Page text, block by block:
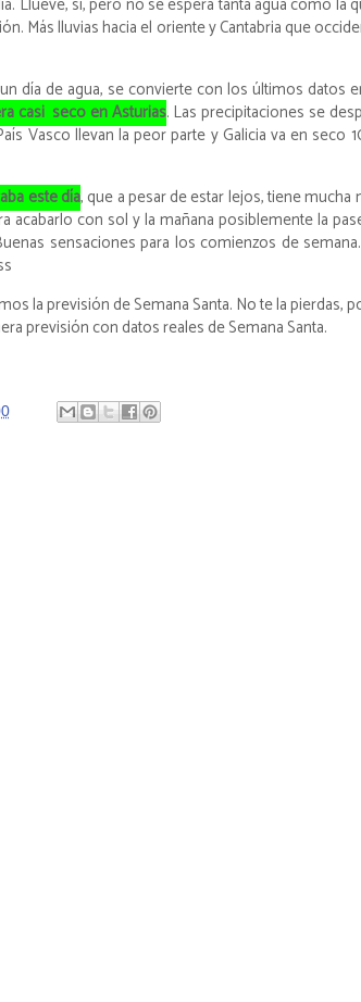
Llueve, si, pero no se espera tanta agua como la
Más lluvias hacia el oriente y Cantabria que
día de agua, se convierte con los últimos datos
casi seco en Asturias. Las precipitaciones se
Vasco llevan la peor parte y Galicia va en seco
este día, que a pesar de estar lejos, tiene mucha
acabarlo con sol y la mañana posiblemente la
sensaciones para los comienzos de
la previsión de Semana Santa. No te la pierdas,
previsión con datos reales de Semana Santa.